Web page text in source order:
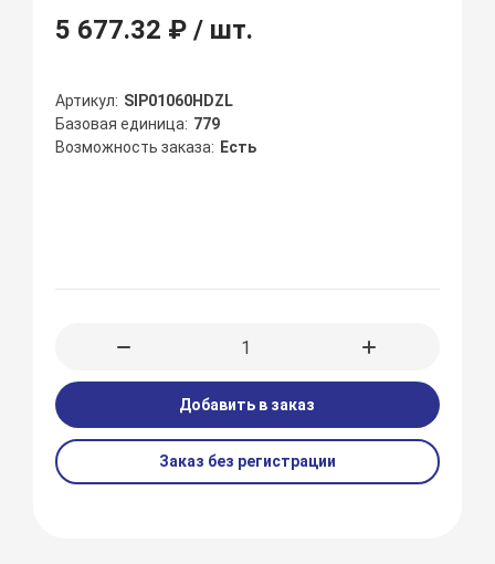
5 677.32 ₽/ шт.
Артикул
SIP01060HDZL
Базовая единица 779
Возможность заказа
Есть
Добавить в заказ
Заказ без регистрации